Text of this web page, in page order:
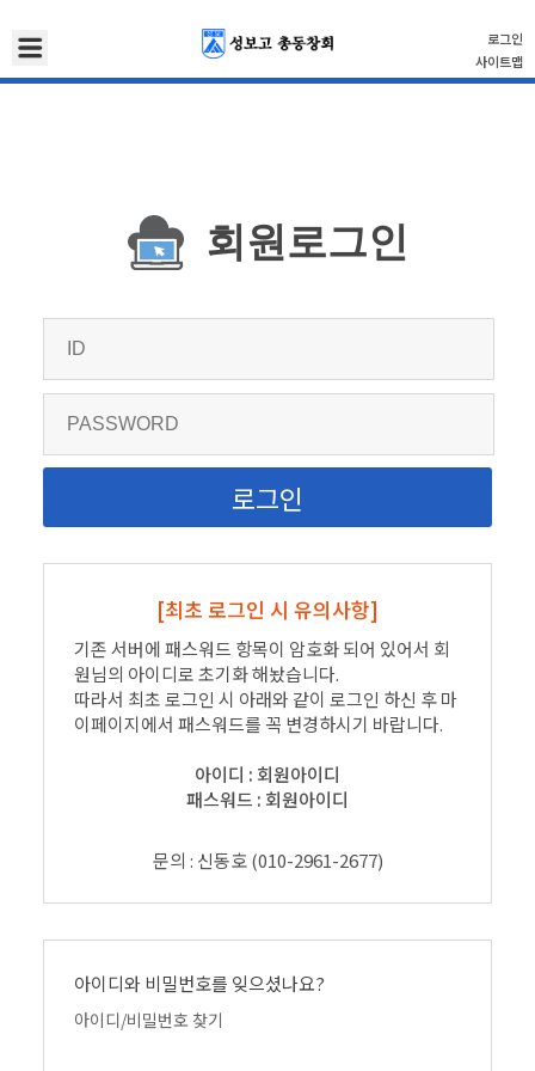
로그인
사이트맵
회원로그인
로그인
[최초 로그인 시 유의사항]
기존 서버에 패스워드 항목이 암호화 되어 있어서 회
원님의 아이디로 초기화 해놨습니다.
따라서 최초 로그인 시 아래와 같이 로그인 하신 후 마
이페이지에서 패스워드를 꼭 변경하시기 바랍니다.
아이디 : 회원아이디
패스워드 : 회원아이디
문의 : 신동호 (010-2961-2677)
아이디와 비밀번호를 잊으셨나요?
아이디/비밀번호 찾기